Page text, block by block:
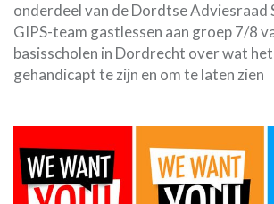
onderdeel van de Dordtse Adviesraad
GIPS-team gastlessen aan groep 7/8
basisscholen in Dordrecht over wat
gehandicapt te zijn en om te laten zien